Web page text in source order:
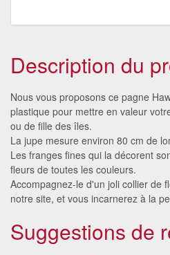
Description du
Nous vous proposons ce pagne
plastique pour mettre en valeur
ou de fille des îles.
La jupe mesure environ 80 cm de
Les franges fines qui la décorent
fleurs de toutes les couleurs.
Accompagnez-le d'un joli collier de
notre site, et vous incarnerez à la
Suggestions de